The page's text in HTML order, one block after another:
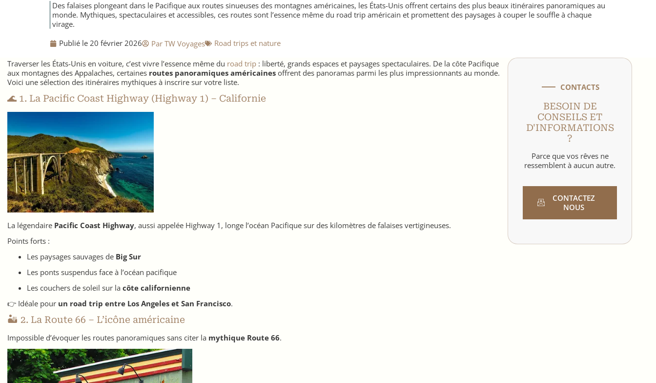
Des falaises plongeant dans le Pacifique aux routes sinueuses des montagnes américaines, les États-Unis offrent certains des plus beaux itinéraires panoramiques au
monde. Mythiques, spectaculaires et accessibles, ces routes sont l’essence même du road trip américain et promettent des paysages à couper le souffle à chaque
virage.
Publié le 20 février 2026 Par TW Voyages ​Road trips et nature
Traverser les États-Unis en voiture, c’est vivre l’essence même du road trip : liberté, grands espaces et paysages spectaculaires. De la côte Pacifique
aux montagnes des Appalaches, certaines routes panoramiques américaines offrent des panoramas parmi les plus impressionnants au monde.
Voici une sélection des itinéraires mythiques à inscrire sur votre liste.
🌊 1. La Pacific Coast Highway (Highway 1) – Californie
La légendaire Pacific Coast Highway, aussi appelée Highway 1, longe l’océan Pacifique sur des kilomètres de falaises vertigineuses.
Points forts :
Les paysages sauvages de Big Sur
Les ponts suspendus face à l’océan pacifique
Les couchers de soleil sur la côte californienne
👉 Idéale pour un road trip entre Los Angeles et San Francisco.
🏜️ 2. La Route 66 – L’icône américaine
Impossible d’évoquer les routes panoramiques sans citer la mythique Route 66.
CONTACTS
BESOIN DE
CONSEILS ET
D'INFORMATIONS
?
Parce que vos rêves ne
ressemblent à aucun autre.
CONTACTEZ
NOUS